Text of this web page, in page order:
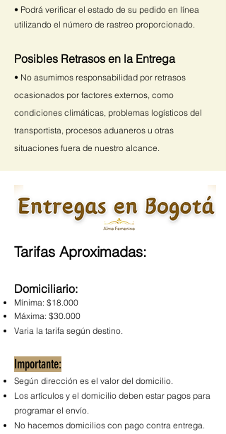
• Podrá verificar el estado de su pedido en línea
utilizando el número de rastreo proporcionado.
Posibles Retrasos en la Entrega
• No asumimos responsabilidad por retrasos
ocasionados por factores externos, como
condiciones climáticas, problemas logísticos del
transportista, procesos aduaneros u otras
situaciones fuera de nuestro alcance.
Tarifas Aproximadas:
Domiciliario:
Mínima: $18.000
Máxima: $30.000
Varia la tarifa según destino.
Importante:
Según dirección es el valor del domicilio.
Los artículos y el domicilio deben estar pagos para
programar el envío.
No hacemos domicilios con pago contra entrega.